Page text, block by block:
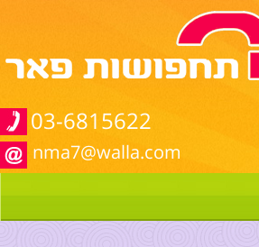
03-6815622
nma7@walla.com